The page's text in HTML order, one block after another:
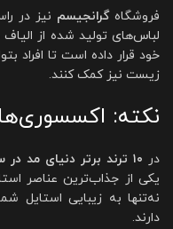
فروشگاهگرانجیسم نیز در
لباس‌های تولید شده از الیاف
خود قرار داده است تا
زیست نیز کمک کنند.
نکته:
در ۱۰ ترند برتر دنیای مد در سال ۲۰۲۵
یکی از جذاب‌ترین عناصر
نه‌تنها به زیبایی استایل
دارند.